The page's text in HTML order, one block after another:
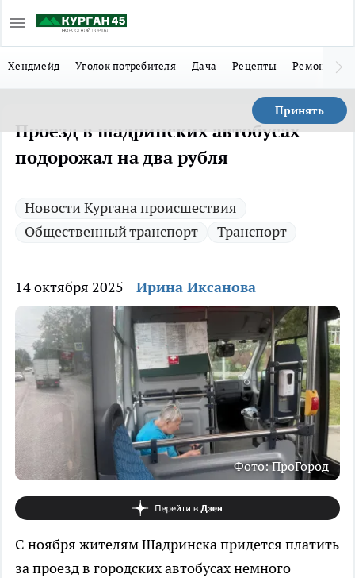
Хендмейд Уголок потребителя Дача Рецепты Ремонт
Принять
Проезд в шадринских автобусах
подорожал на два рубля
Новости Кургана происшествия
Общественный транспорт
Транспорт
14 октября 2025 Ирина Иксанова
Фото: ПроГород
С ноября жителям Шадринска придется платить
за проезд в городских автобусах немного